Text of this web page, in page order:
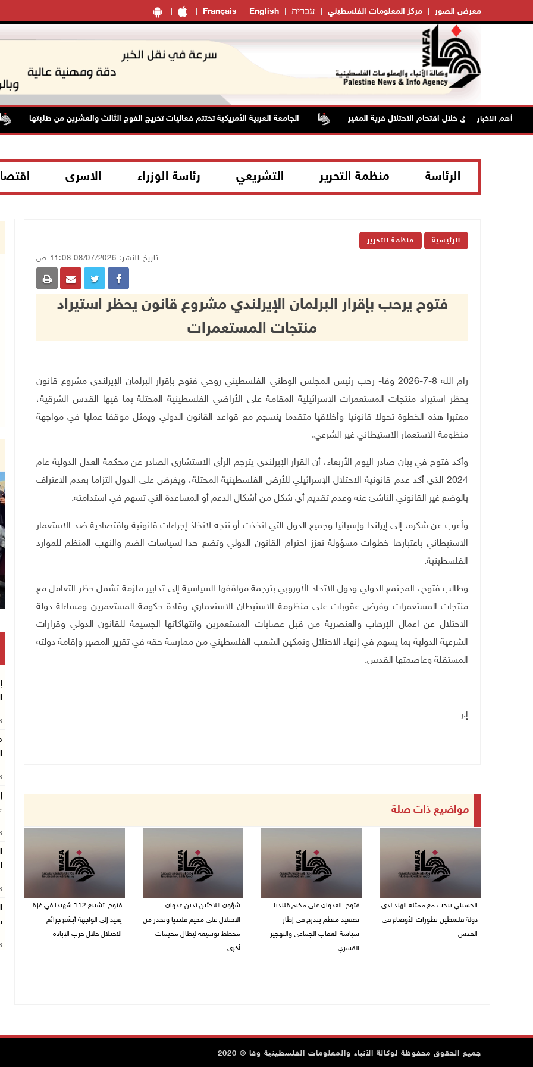
Français English עברית مركز المعلومات الفلسطيني معرض الصور
أهم الاخبار
إصابات بالاختناق خلال اقتحام الاحتلال قرية المغير الجامعة العربية الأمريكية تختتم فعاليات تخريج الفوج الثالث والعشرين من طلبتها
الرئاسة منظمة التحرير التشريعي رئاسة الوزراء الاسرى
الرئيسية منظمة التحرير
تاريخ النشر: 08/07/2026 11:08 ص
فتوح يرحب بإقرار البرلمان الإيرلندي مشروع قانون يحظر استيراد
منتجات المستعمرات
رام الله 8-7-2026 وفا- رحب رئيس المجلس الوطني الفلسطيني روحي فتوح بإقرار البرلمان الإيرلندي مشروع قانون
يحظر استيراد منتجات المستعمرات الإسرائيلية المقامة على الأراضي الفلسطينية المحتلة بما فيها القدس الشرقية،
معتبرا هذه الخطوة تحولا قانونيا وأخلاقيا متقدما ينسجم مع قواعد القانون الدولي ويمثل موقفا عمليا في مواجهة
منظومة الاستعمار الاستيطاني غير الشرعي.
وأكد فتوح في بيان صادر اليوم الأربعاء، أن القرار الإيرلندي يترجم الرأي الاستشاري الصادر عن محكمة العدل الدولية عام
2024 الذي أكد عدم قانونية الاحتلال الإسرائيلي للأرض الفلسطينية المحتلة، ويفرض على الدول التزاما بعدم الاعتراف
بالوضع غير القانوني الناشئ عنه وعدم تقديم أي شكل من أشكال الدعم أو المساعدة التي تسهم في استدامته.
وأعرب عن شكره، إلى إيرلندا وإسبانيا وجميع الدول التي اتخذت أو تتجه لاتخاذ إجراءات قانونية واقتصادية ضد الاستعمار
الاستيطاني باعتبارها خطوات مسؤولة تعزز احترام القانون الدولي وتضع حدا لسياسات الضم والنهب المنظم للموارد
الفلسطينية.
وطالب فتوح، المجتمع الدولي ودول الاتحاد الأوروبي بترجمة مواقفها السياسية إلى تدابير ملزمة تشمل حظر التعامل مع
منتجات المستعمرات وفرض عقوبات على منظومة الاستيطان الاستعماري وقادة حكومة المستعمرين ومساءلة دولة
الاحتلال عن اعمال الإرهاب والعنصرية من قبل عصابات المستعمرين وانتهاكاتها الجسيمة للقانون الدولي وقرارات
الشرعية الدولية بما يسهم في إنهاء الاحتلال وتمكين الشعب الفلسطيني من ممارسة حقه في تقرير المصير وإقامة دولته
المستقلة وعاصمتها القدس.
ــ
إ.ر
مواضيع ذات صلة
الحسيني يبحث مع ممثلة الهند لدى
دولة فلسطين تطورات الأوضاع في
القدس
فتوح: العدوان على مخيم قلنديا
تصعيد منظم يندرج في إطار
سياسة العقاب الجماعي والتهجير
القسري
شؤون اللاجئين تدين عدوان
الاحتلال على مخيم قلنديا وتحذر من
مخطط توسيعه ليطال مخيمات
أخرى
فتوح: تشييع 112 شهيدا في غزة
يعيد إلى الواجهة أبشع جرائم
الاحتلال خلال حرب الإبادة
جميع الحقوق محفوظة لوكالة الأنباء والمعلومات الفلسطينية وفا © 2020